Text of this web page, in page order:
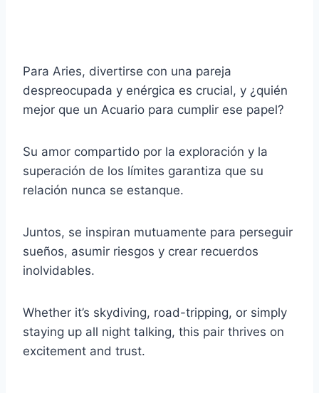
Para Aries, divertirse con una pareja
despreocupada y enérgica es crucial, y ¿quién
mejor que un Acuario para cumplir ese papel?
Su amor compartido por la exploración y la
superación de los límites garantiza que su
relación nunca se estanque.
Juntos, se inspiran mutuamente para perseguir
sueños, asumir riesgos y crear recuerdos
inolvidables.
Whether it’s skydiving, road-tripping, or simply
staying up all night talking, this pair thrives on
excitement and trust.